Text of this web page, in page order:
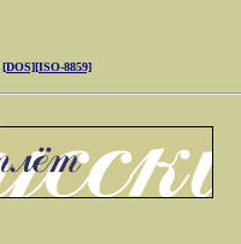
[DOS][ISO-8859]